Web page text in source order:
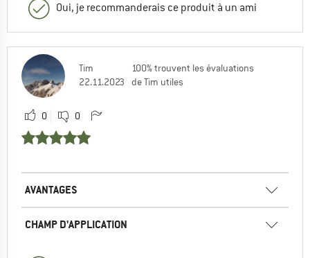
Oui, je recommanderais ce produit à un ami
Tim
22.11.2023
100% trouvent les évaluations
de Tim utiles
0 0
AVANTAGES
CHAMP D'APPLICATION